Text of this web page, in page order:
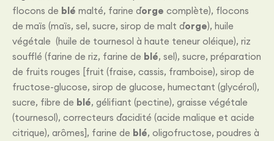
flocons de blé malté, farine d´orge complète), flocons
de maïs (maïs, sel, sucre, sirop de malt d´orge), huile
végétale (huile de tournesol à haute teneur oléique), riz
soufflé (farine de riz, farine de blé, sel), sucre, préparation
de fruits rouges [fruit (fraise, cassis, framboise), sirop de
fructose-glucose, sirop de glucose, humectant (glycérol),
sucre, fibre de blé, gélifiant (pectine), graisse végétale
(tournesol), correcteurs d´acidité (acide malique et acide
citrique), arômes], farine de blé, oligofructose, poudres à